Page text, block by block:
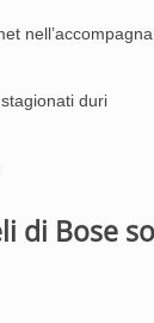
duri
di Bose